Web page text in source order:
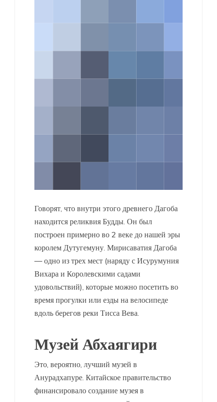
Говорят, что внутри этого древнего Дагоба
находится реликвия Будды. Он был
построен примерно во 2 веке до нашей эры
королем Дутугемуну. Мирисаватия Дагоба
— одно из трех мест (наряду с Исурумуния
Вихара и Королевскими садами
удовольствий), которые можно посетить во
время прогулки или езды на велосипеде
вдоль берегов реки Тисса Вева.
Музей Абхаягири
Это, вероятно, лучший музей в
Анурадхапуре. Китайское правительство
финансировало создание музея в